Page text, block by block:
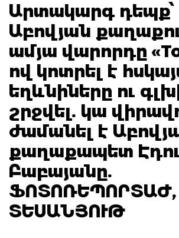
Արտակարգ դեպք՝
Աբովյան
ամյա վարորդը
ով կոտրել է
եղևնիները ու
շրջվել. կա
ժամանել է
քաղաքապետ
Բաբայանը.
ՖՈՏՈՌԵՊՈՐՏԱԺ,
ՏԵՍԱՆՅՈՒԹ